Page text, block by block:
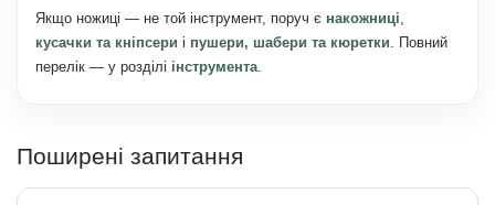
Якщо ножиці — не той інструмент, поруч є накожниці,
кусачки та кніпсери і пушери, шабери та кюретки. Повний
перелік — у розділі інструмента.
Поширені запитання